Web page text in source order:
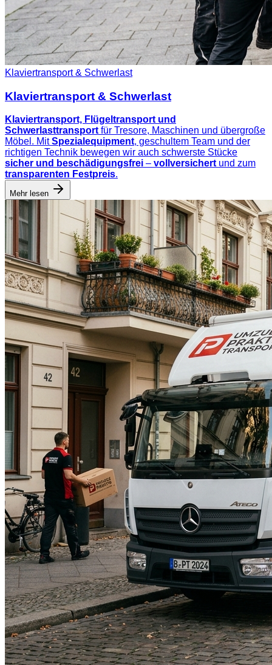
Klaviertransport & Schwerlast
Klaviertransport & Schwerlast
Klaviertransport, Flügeltransport und
Schwerlasttransport für Tresore, Maschinen und übergroße
Möbel. MitSpezialequipment, geschultem Team und der
richtigen Technik bewegen wir auch schwerste Stücke
sicher und beschädigungsfrei – vollversichert und zum
transparenten Festpreis.
Mehr lesen